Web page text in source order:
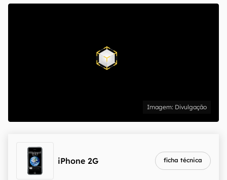
Divulgação
iPhone 2G ficha técnica